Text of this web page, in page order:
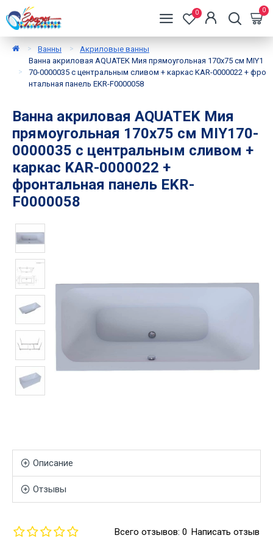
0 0
Ванны
Акриловые ванны
Ванна акриловая AQUATEK Мия прямоугольная 170х75 см MIY1
70-0000035 с центральным сливом + каркас KAR-0000022 + фро
нтальная панель EKR-F0000058
Ванна акриловая AQUATEK Мия
прямоугольная 170х75 см MIY170-
0000035 с центральным сливом +
каркас KAR-0000022 +
фронтальная панель EKR-
F0000058
Описание
Отзывы
Всего отзывов: 0 Написать отзыв